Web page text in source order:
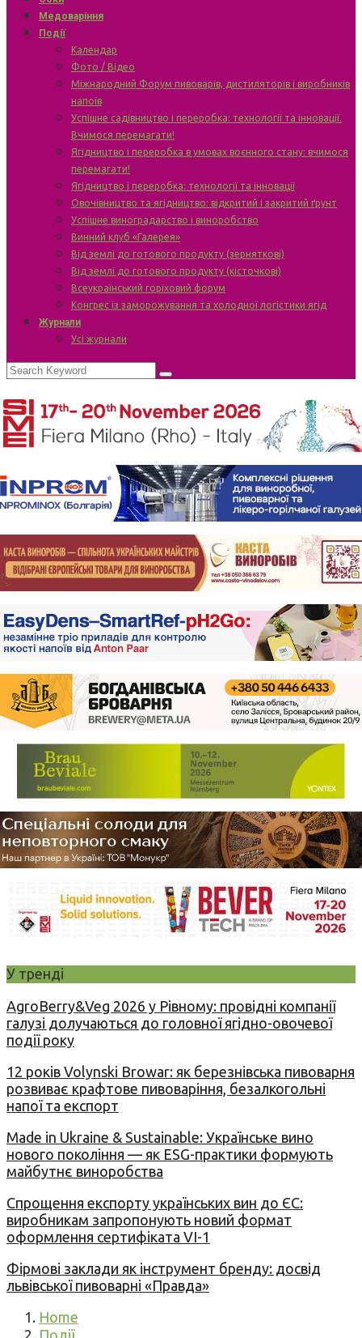
Медоваріння
Події
Календар
Фото / Відео
Міжнародний Форум пивоварів, дистиляторів і виробників
напоїв
Успішне садівництво і переробка: технології та інновації.
Вчимося перемагати!
Ягідництво і переробка в умовах воєнного стану: вчимося
перемагати!
Ягідництво і переробка: технології та інновації
Овочівництво та ягідництво: відкритий і закритий ґрунт
Успішне виноградарство і виноробство
Винний клуб «Галерея»
Від землі до готового продукту (зерняткові)
Від землі до готового продукту (кісточкові)
Всеукраїнський горіховий форум
Конгрес із заморожування та холодної логістики ягід
Журнали
Усі журнали
У тренді
AgroBerry&Veg 2026 у Рівному: провідні компанії
галузі долучаються до головної ягідно-овочевої
події року
12 років Volynski Browar: як березнівська пивоварня
розвиває крафтове пивоваріння, безалкогольні
напої та експорт
Made in Ukraine & Sustainable: Українське вино
нового покоління — як ESG-практики формують
майбутнє виноробства
Спрощення експорту українських вин до ЄС:
виробникам запропонують новий формат
оформлення сертифіката VI-1
Фірмові заклади як інструмент бренду: досвід
львівської пивоварні «Правда»
Home
Події